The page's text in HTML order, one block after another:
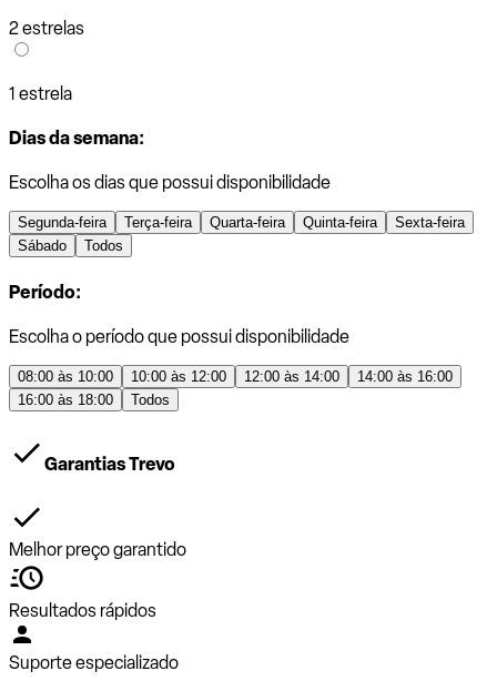
2 estrelas
1 estrela
Dias da semana:
Escolha os dias que possui disponibilidade
Segunda-feira Terça-feira Quarta-feira Quinta-feira
Sexta-feira
Sábado
Todos
Período:
Escolha o período que possui disponibilidade
08:00 às 10:00 10:00 às 12:00 12:00 às 14:00
14:00 às 16:00
16:00 às 18:00
Todos
Garantias Trevo
Melhor preço garantido
Resultados rápidos
Suporte especializado